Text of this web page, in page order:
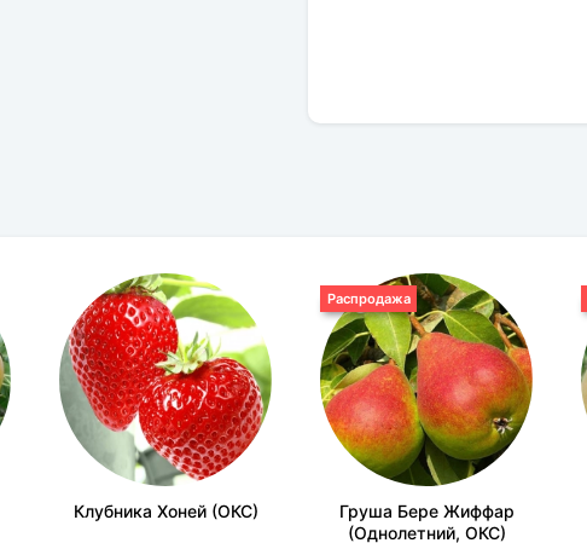
Клубника Хоней (ОКС)
Груша Бере Жиффар
(Однолетний, ОКС)
Распродажа